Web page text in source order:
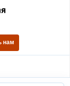
Газовая
нам